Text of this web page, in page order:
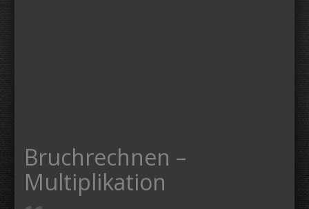
Bruchrechnen –
Multiplikation